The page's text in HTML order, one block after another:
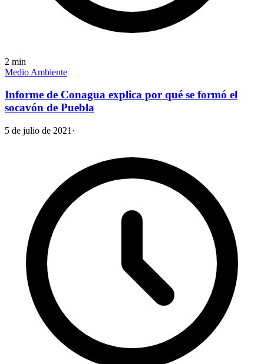
2 min
Medio Ambiente
Informe de Conagua explica por qué se formó el
socavón de Puebla
5 de julio de 2021 ·